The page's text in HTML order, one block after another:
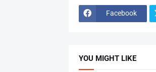
Facebook
YOU MIGHT LIKE